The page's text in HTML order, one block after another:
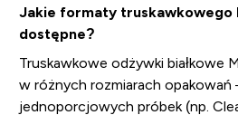
Jakie formaty truskawkowego
dostępne?
Truskawkowe odżywki białkowe
w różnych rozmiarach
jednoporcjowych próbek (np.